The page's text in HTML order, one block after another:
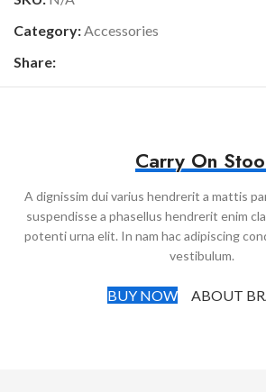
Category: Accessories
Share:
Carry On
A dignissim dui varius hendrerit a mattis
suspendisse a phasellus hendrerit enim
potenti urna elit. In nam hac adipiscing
vestibulum.
BUY NOW ABOUT